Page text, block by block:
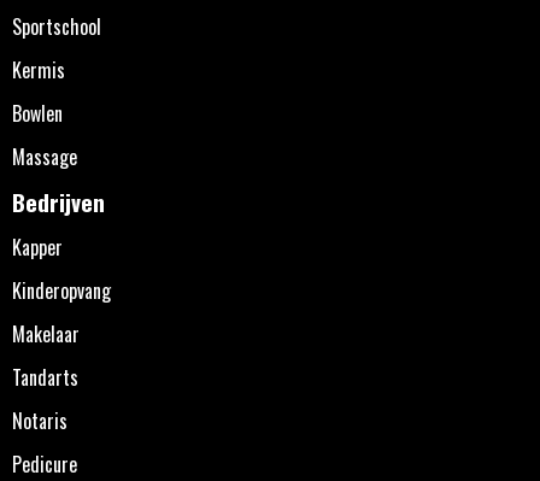
Sportschool
Kermis
Bowlen
Massage
Bedrijven
Kapper
Kinderopvang
Makelaar
Tandarts
Notaris
Pedicure